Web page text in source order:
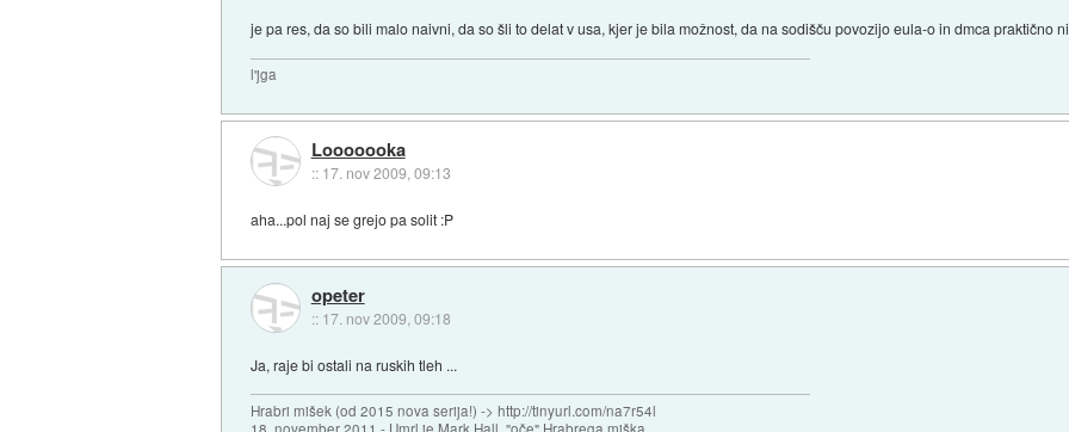
je pa res, da so bili malo naivni, da so šli to delat v usa, kjer je bila možnost, da na sodišču povozijo eula-o in dmca praktično
l'jga
Looooooka
:: 17. nov 2009, 09:13
aha...pol naj se grejo pa solit :P
opeter
:: 17. nov 2009, 09:18
Ja, raje bi ostali na ruskih tleh ...
Hrabri mišek (od 2015 nova serija!) -> http://tinyurl.com/na7r54l